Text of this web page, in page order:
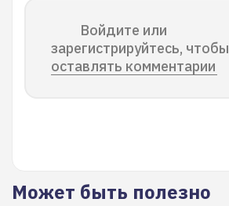
Войдите или
зарегистрируйтесь, чтобы
оставлять комментарии
Может быть полезно